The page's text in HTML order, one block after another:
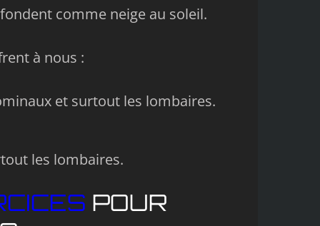
comme neige au soleil.
à nous :
et surtout les lombaires.
les lombaires.
POUR